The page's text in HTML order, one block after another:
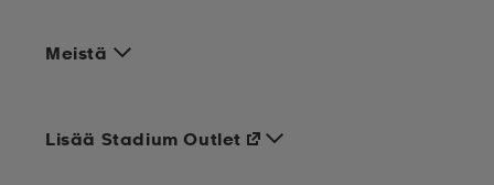
Meistä
Lisää Stadium Outlet